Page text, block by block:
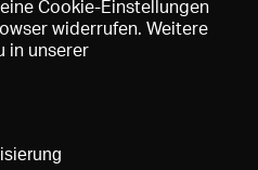
Cookie-Einstellungen
widerrufen. Weitere
in unserer